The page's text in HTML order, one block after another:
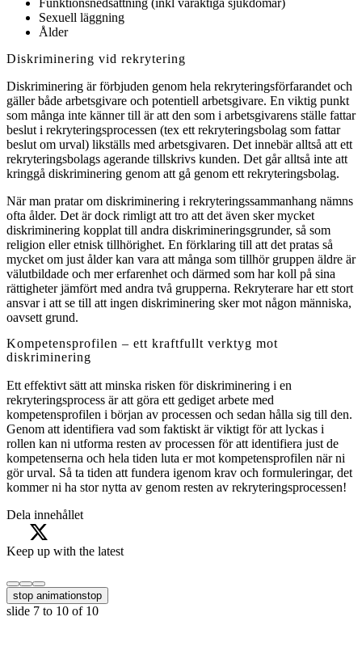
Funktionsnedsättning (inkl varaktiga sjukdomar)
Sexuell läggning
Ålder
Diskriminering vid rekrytering
Diskriminering är förbjuden genom hela rekryteringsförfarandet och
gäller både arbetsgivare och potentiell arbetsgivare. En viktig punkt
som många inte känner till är att den som i arbetsgivarens ställe fattar
beslut i rekryteringsprocessen (tex ett rekryteringsbolag som fattar
beslut om urval) likställs med arbetsgivaren. Det innebär alltså att ett
rekryteringsbolags agerande tillskrivs kunden. Det går alltså inte att
kringgå diskriminering genom att gå genom ett rekryteringsbolag.
När man pratar om diskriminering i rekryteringssammanhang nämns
ofta ålder. Det är dock rimligt att tro att det även sker mycket
diskriminering kopplat till andra diskrimineringsgrunder, så som
religion eller etnisk tillhörighet. En förklaring till att det pratas så
mycket om just ålder kan vara att många som tillhör gruppen äldre är
välutbildade och mer erfarenhet och därmed som har koll på sina
rättigheter jämfört med andra två grupperna. Rekryterare har ett stort
ansvar i att se till att ingen diskriminering sker mot någon människa,
oavsett grund.
Kompetensprofilen – ett kraftfullt verktyg mot
diskriminering
Ett effektivt sätt att minska risken för diskriminering i en
rekryteringsprocess är att göra ett gediget arbete med
kompetensprofilen i början av processen och sedan hålla sig till den.
Genom att identifiera vad som faktiskt är viktigt för att lyckas i
rollen kan ni utforma resten av processen för att identifiera just de
kompetenserna och hela tiden luta er mot kompetensprofilen när ni
gör urval. Så ta tiden att fundera igenom krav och formuleringar, det
kommer ni ha stor nytta av genom resten av rekryteringsprocessen!
Dela innehållet
Keep up with the latest
stop animationstop
slide 7 to 10 of 10